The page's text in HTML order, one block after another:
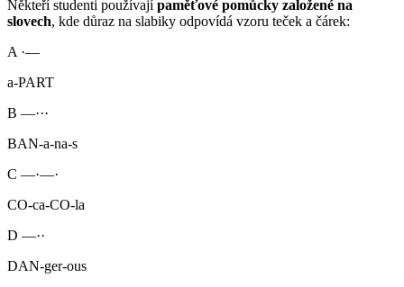
Někteří studenti používajípaměťové pomůcky založené na
slovech, kde důraz na slabiky odpovídá vzoru teček a čárek:
A ·—
a-PART
B —···
BAN-a-na-s
C —·—·
CO-ca-CO-la
D —··
DAN-ger-ous